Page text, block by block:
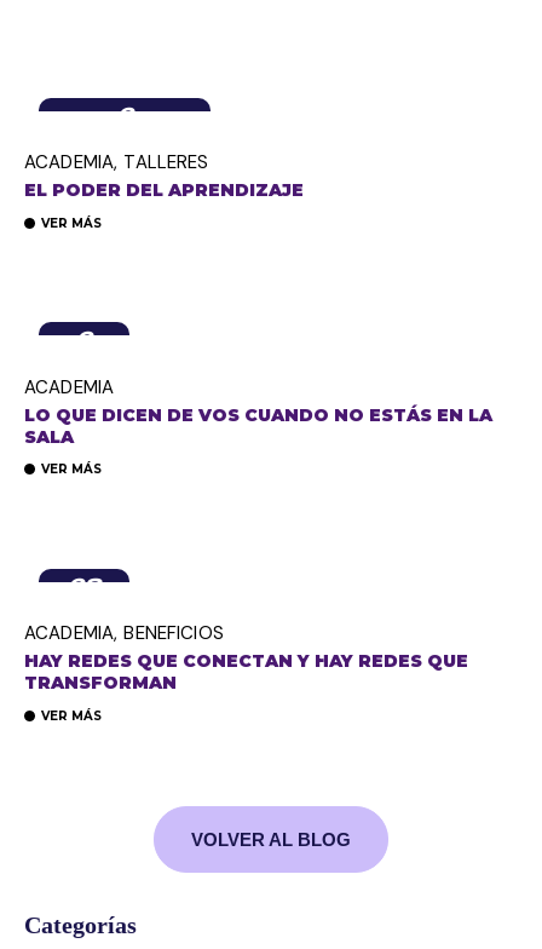
2
2025
ACADEMIA TALLERES
EL PODER DEL APRENDIZAJE
VER MÁS
2
2026
ACADEMIA
LO QUE DICEN DE VOS CUANDO NO ESTÁS EN LA
SALA
VER MÁS
28
2026
ACADEMIA BENEFICIOS
HAY REDES QUE CONECTAN Y HAY REDES QUE
TRANSFORMAN
VER MÁS
VOLVER AL BLOG
Categorías